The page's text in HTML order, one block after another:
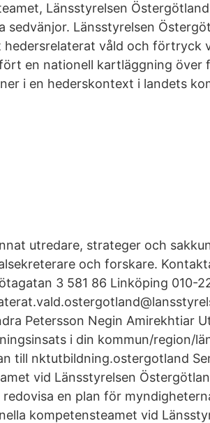
Länsstyrelsen
sedvänjor. Länsstyrelsen
våld och förtryck
en nationell kartläggning över
i en hederskontext i landets
utredare, strateger och
och forskare.
3 581 86 Linköping 010-
Petersson Negin Amirekhtiar
i din kommun/region/
till nktutbildning.ostergotland
vid Länsstyrelsen
en plan för
kompetensteamet vid